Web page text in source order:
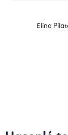
Elina